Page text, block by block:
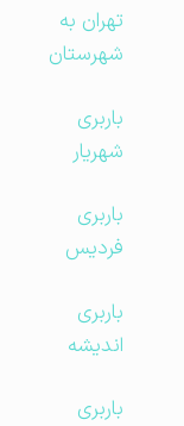
تهران به
شهرستان
باربری
شهریار
باربری
فردیس
باربری
اندیشه
باربری